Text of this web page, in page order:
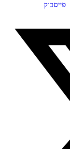
פייסבוק